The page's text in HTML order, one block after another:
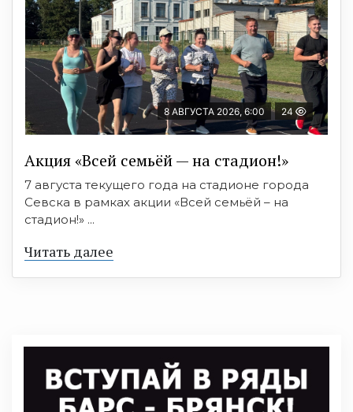
8 АВГУСТА 2026, 6:00 24
Акция «Всей семьёй — на стадион!»
7 августа текущего года на стадионе города
Севска в рамках акции «Всей семьёй – на
стадион!» ...
Читать далее